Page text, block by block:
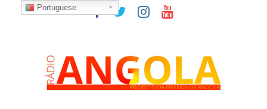
Portuguese